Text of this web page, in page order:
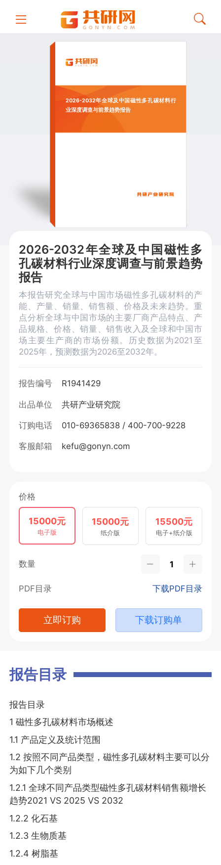
2026-2032年全球及中国磁性多孔碳材料行
业深度调查与前景趋势报告
2026-2032年全球及中国磁性多
孔碳材料行业深度调查与前景趋势
报告
本报告研究全球与中国市场磁性多孔碳材料的产
能、产量、销量、销售额、价格及未来趋势。重
点分析全球与中国市场的主要厂商产品特点、产
品规格、价格、销量、销售收入及全球和中国市
场主要生产商的市场份额。历史数据为2021至
2025年，预测数据为2026至2032年。
报告编号 R1941429
出品单位 共研产业研究院
订购电话 010-69365838 / 400-700-9228
客服邮箱 kefu@gonyn.com
价格
15000元
电子版
15000元
纸介版
15500元
电子+纸介版
数量
PDF目录 下载PDF目录
立即订购 下载订购单
报告目录
报告目录
1 磁性多孔碳材料市场概述
1.1 产品定义及统计范围
1.2 按照不同产品类型，磁性多孔碳材料主要可以分
为如下几个类别
1.2.1 全球不同产品类型磁性多孔碳材料销售额增长
趋势2021 VS 2025 VS 2032
1.2.2 化石基
1.2.3 生物质基
1.2.4 树脂基